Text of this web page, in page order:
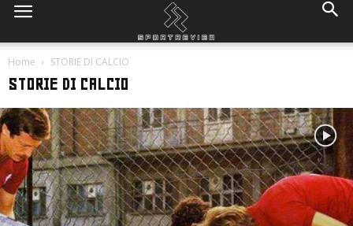
Home STORIE DI CALCIO
STORIE DI CALCIO